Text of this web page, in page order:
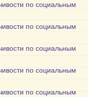
по социальным
по социальным
по социальным
по социальным
по социальным